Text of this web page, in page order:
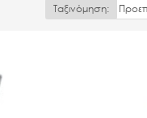
Ταξινόμηση: